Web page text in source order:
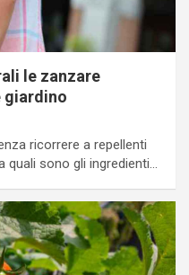
le zanzare
giardino
ricorrere a repellenti
quali sono gli ingredienti…